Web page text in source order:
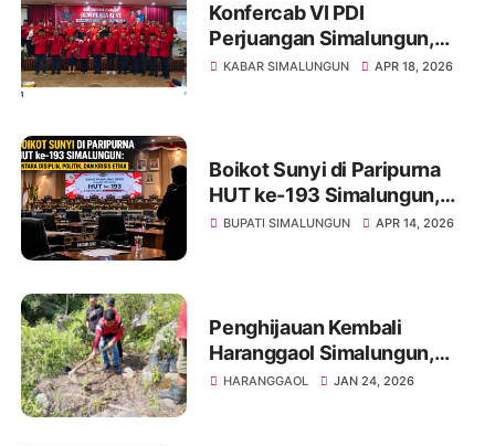
Konfercab VI PDI
Perjuangan Simalungun,
Konsolidasi Kekuatan Partai
KABAR SIMALUNGUN APR 18, 2026
Boikot Sunyi di Paripurna
HUT ke-193 Simalungun,
Antara Disiplin, Politik, dan
BUPATI SIMALUNGUN APR 14, 2026
Penghijauan Kembali
Haranggaol Simalungun,
Kader PDI Perjuangan
HARANGGAOL JAN 24, 2026